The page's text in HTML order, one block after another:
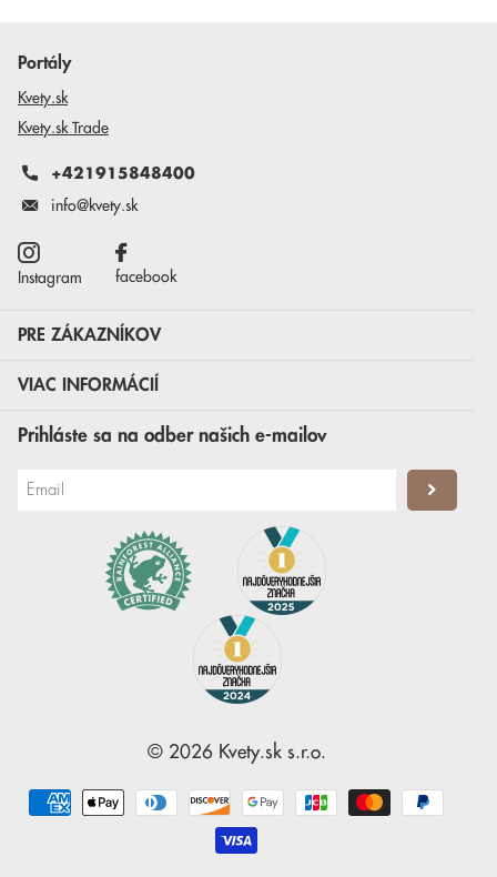
Portály
Kvety.sk
Kvety.sk Trade
+421915848400
info@kvety.sk
Instagram facebook
PRE ZÁKAZNÍKOV
VIAC INFORMÁCIÍ
Prihláste sa na odber našich e-mailov
© 2026 Kvety.sks.r.o.